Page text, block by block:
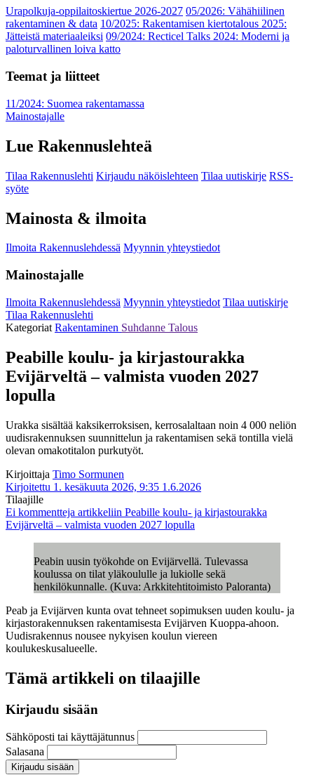
Urapolkuja-oppilaitoskiertue 2026-2027 05/2026: Vähähiilinen
rakentaminen & data 10/2025: Rakentamisen kiertotalous 2025:
Jätteistä materiaaleiksi 09/2024: Recticel Talks 2024: Moderni ja
paloturvallinen loiva katto
Teemat ja liitteet
11/2024: Suomea rakentamassa
Mainostajalle
Lue Rakennuslehteä
Tilaa Rakennuslehti Kirjaudu näköislehteen Tilaa uutiskirje RSS-
syöte
Mainosta & ilmoita
Ilmoita Rakennuslehdessä Myynnin yhteystiedot
Mainostajalle
Ilmoita Rakennuslehdessä Myynnin yhteystiedot Tilaa uutiskirje
Tilaa Rakennuslehti
Kategoriat Rakentaminen Suhdanne Talous
Peabille koulu- ja kirjastourakka
Evijärveltä – valmista vuoden 2027
lopulla
Urakka sisältää kaksikerroksisen, kerrosalaltaan noin 4 000 neliön
uudisrakennuksen suunnittelun ja rakentamisen sekä tontilla vielä
olevan omakotitalon purkutyöt.
Kirjoittaja Timo Sormunen
Kirjoitettu 1. kesäkuuta 2026, 9:35 1.6.2026
Tilaajille
Ei kommentteja artikkeliin Peabille koulu- ja kirjastourakka
Evijärveltä – valmista vuoden 2027 lopulla
Peabin uusin työkohde on Evijärvellä. Tulevassa
koulussa on tilat yläkoululle ja lukiolle sekä
henkilökunnalle. (Kuva: Arkkitehtitoimisto Paloranta)
Peab ja Evijärven kunta ovat tehneet sopimuksen uuden koulu- ja
kirjastorakennuksen rakentamisesta Evijärven Kuoppa-ahoon.
Uudisrakennus nousee nykyisen koulun viereen
koulukeskusalueelle.
Tämä artikkeli on tilaajille
Kirjaudu sisään
Sähköposti tai käyttäjätunnus
Salasana
Kirjaudu sisään